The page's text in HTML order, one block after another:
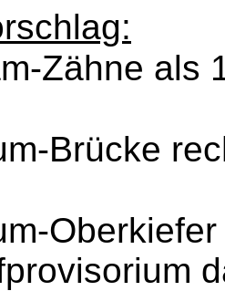
Zähne als
Brücke